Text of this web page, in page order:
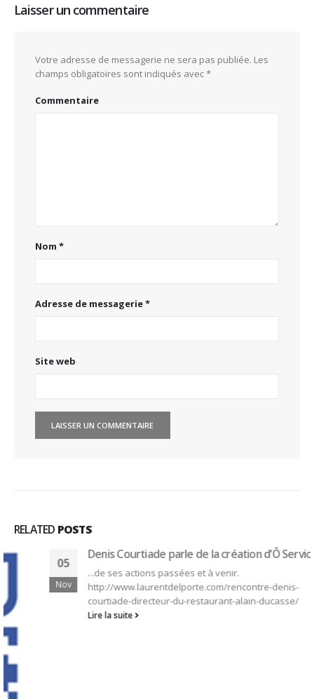
Laisser un commentaire
Votre adresse de messagerie ne sera pas publiée. Les
champs obligatoires sont indiqués avec*
Commentaire
Nom *
Adresse de messagerie*
Site web
RELATED POSTS
Denis Courtiade parle de la création d’Ô Service
...de ses actions passées et à venir.
http://www.laurentdelporte.com/rencontre-denis-
courtiade-directeur-du-restaurant-alain-ducasse/
Lire la suite